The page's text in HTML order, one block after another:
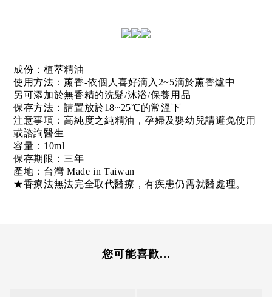
成份：植萃精油
使用方法：薰香-依個人喜好滴入2~5滴於薰香爐中
另可添加於無香精的洗髮/沐浴/保養用品
保存方法：請置放於18~25℃的常溫下
注意事項：高純度之純精油，孕婦及嬰幼兒請避免使用
或諮詢醫生
容量：10ml
保存期限：三年
產地：台灣 Made in Taiwan
★香療法無法完全取代醫療，有疾患仍需就醫處理。
您可能喜歡...